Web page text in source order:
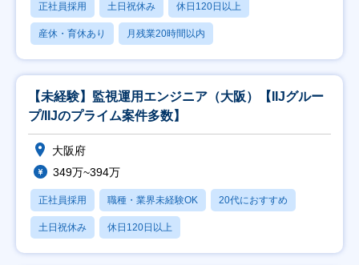
正社員採用 土日祝休み 休日120日以上
産休・育休あり 月残業20時間以内
【未経験】監視運用エンジニア（大阪）【IIJグルー
プ/IIJのプライム案件多数】
大阪府
349万~394万
正社員採用 職種・業界未経験OK 20代におすすめ
土日祝休み 休日120日以上